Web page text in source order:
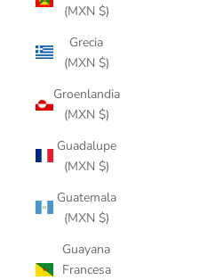
(MXN $)
Grecia
(MXN $)
Groenlandia
(MXN $)
Guadalupe
(MXN $)
Guatemala
(MXN $)
Guayana
Francesa